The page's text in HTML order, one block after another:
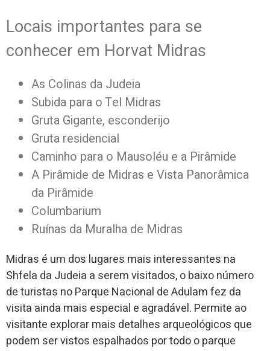
Locais importantes para se
conhecer em Horvat Midras
As Colinas da Judeia
Subida para o Tel Midras
Gruta Gigante, esconderijo
Gruta residencial
Caminho para o Mausoléu e a Pirâmide
A Pirâmide de Midras e Vista Panorâmica
da Pirâmide
Columbarium
Ruínas da Muralha de Midras
Midras é um dos lugares mais interessantes na
Shfela da Judeia a serem visitados, o baixo número
de turistas no Parque Nacional de Adulam fez da
visita ainda mais especial e agradável. Permite ao
visitante explorar mais detalhes arqueológicos que
podem ser vistos espalhados por todo o parque